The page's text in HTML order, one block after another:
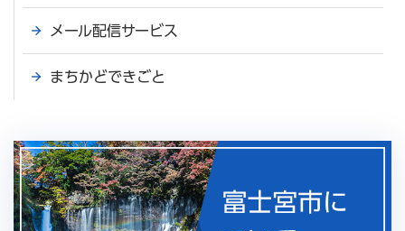
メール配信サービス
まちかどできごと